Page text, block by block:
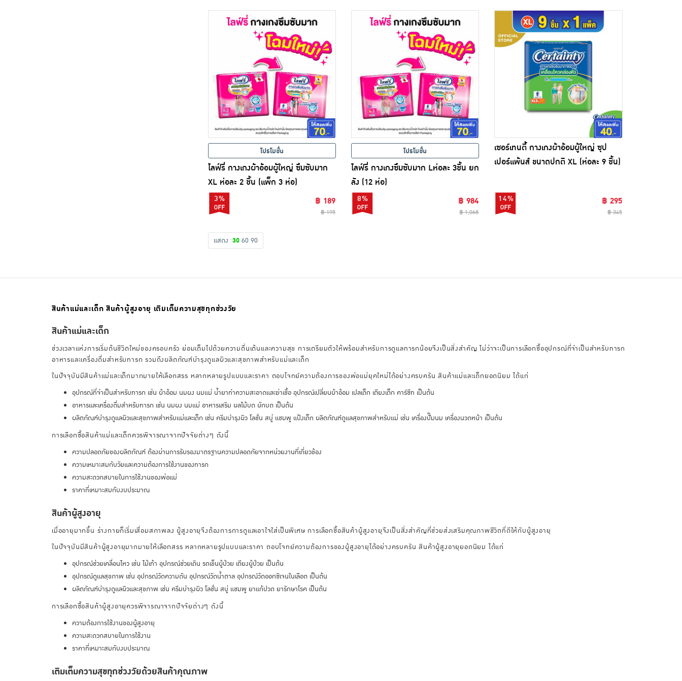
โปรโมชั่น
ไลฟ์รี่ กางเกงผ้าอ้อมผู้ใหญ่ ซึมซับมาก
XL ห่อละ 2 ชิ้น (แพ็ก 3 ห่อ)
3% ฿ 189
฿ 195
โปรโมชั่น
ไลฟ์รี่ กางเกงซึมซับมาก Lห่อละ 3ชิ้น ยก
ลัง (12 ห่อ)
8% ฿ 984
฿ 1,068
เซอร์เทนตี้ กางเกงผ้าอ้อมผู้ใหญ่ ซุป
เปอร์แพ้นส์ ขนาดปกติ XL (ห่อละ 9 ชิ้น)
14% ฿ 295
฿ 345
แสดง 30 60 90
สินค้าแม่และเด็ก สินค้าผู้สูงอายุ เติมเต็มความสุขทุกช่วงวัย
สินค้าแม่และเด็ก
ช่วงเวลาแห่งการเริ่มต้นชีวิตใหม่ของครอบครัว ย่อมเต็มไปด้วยความตื่นเต้นและความสุข การเตรียมตัวให้พร้อมสำหรับการดูแลทารกน้อยจึงเป็นสิ่งสำคัญ ไม่ว่าจะเป็นการเลือกซื้ออุปกรณ์ที่จำเป็นสำหรับทารก
อาหารและเครื่องดื่มสำหรับทารก รวมถึงผลิตภัณฑ์บำรุงดูแลผิวและสุขภาพสำหรับแม่และเด็ก
ในปัจจุบันมีสินค้าแม่และเด็กมากมายให้เลือกสรร หลากหลายรูปแบบและราคา ตอบโจทย์ความต้องการของพ่อแม่ยุคใหม่ได้อย่างครบครัน สินค้าแม่และเด็กยอดนิยม ได้แก่
อุปกรณ์ที่จำเป็นสำหรับทารก เช่น ผ้าอ้อม นมผง นมแม่ น้ำยาทำความสะอาดและฆ่าเชื้อ อุปกรณ์เปลี่ยนผ้าอ้อม เปลเด็ก เตียงเด็ก คาร์ซีท เป็นต้น
อาหารและเครื่องดื่มสำหรับทารก เช่น นมผง นมแม่ อาหารเสริม ผลไม้บด ผักบด เป็นต้น
ผลิตภัณฑ์บำรุงดูแลผิวและสุขภาพสำหรับแม่และเด็ก เช่น ครีมบำรุงผิว โลชั่น สบู่ แชมพู แป้งเด็ก ผลิตภัณฑ์ดูแลสุขภาพสำหรับแม่ เช่น เครื่องปั๊มนม เครื่องนวดหน้า เป็นต้น
การเลือกซื้อสินค้าแม่และเด็กควรพิจารณาจากปัจจัยต่างๆ ดังนี้
ความปลอดภัยของผลิตภัณฑ์ ต้องผ่านการรับรองมาตรฐานความปลอดภัยจากหน่วยงานที่เกี่ยวข้อง
ความเหมาะสมกับวัยและความต้องการใช้งานของทารก
ความสะดวกสบายในการใช้งานของพ่อแม่
ราคาที่เหมาะสมกับงบประมาณ
สินค้าผู้สูงอายุ
เมื่ออายุมากขึ้น ร่างกายก็เริ่มเสื่อมสภาพลง ผู้สูงอายุจึงต้องการการดูแลเอาใจใส่เป็นพิเศษ การเลือกซื้อสินค้าผู้สูงอายุจึงเป็นสิ่งสำคัญที่ช่วยส่งเสริมคุณภาพชีวิตที่ดีให้กับผู้สูงอายุ
ในปัจจุบันมีสินค้าผู้สูงอายุมากมายให้เลือกสรร หลากหลายรูปแบบและราคา ตอบโจทย์ความต้องการของผู้สูงอายุได้อย่างครบครัน สินค้าผู้สูงอายุยอดนิยม ได้แก่
อุปกรณ์ช่วยเคลื่อนไหว เช่น ไม้เท้า อุปกรณ์ช่วยเดิน รถเข็นผู้ป่วย เตียงผู้ป่วย เป็นต้น
อุปกรณ์ดูแลสุขภาพ เช่น อุปกรณ์วัดความดัน อุปกรณ์วัดน้ำตาล อุปกรณ์วัดออกซิเจนในเลือด เป็นต้น
ผลิตภัณฑ์บำรุงดูแลผิวและสุขภาพ เช่น ครีมบำรุงผิว โลชั่น สบู่ แชมพู ยาแก้ปวด ยารักษาโรค เป็นต้น
การเลือกซื้อสินค้าผู้สูงอายุควรพิจารณาจากปัจจัยต่างๆ ดังนี้
ความต้องการใช้งานของผู้สูงอายุ
ความสะดวกสบายในการใช้งาน
ราคาที่เหมาะสมกับงบประมาณ
เติมเต็มความสุขทุกช่วงวัยด้วยสินค้าคุณภาพ